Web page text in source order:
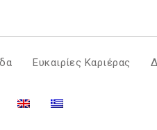
Ευκαιρίες Καριέρας